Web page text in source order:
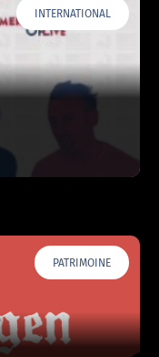
INTERNATIONAL
PATRIMOINE